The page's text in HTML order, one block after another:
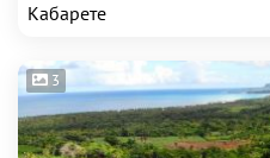
Кабарете
3